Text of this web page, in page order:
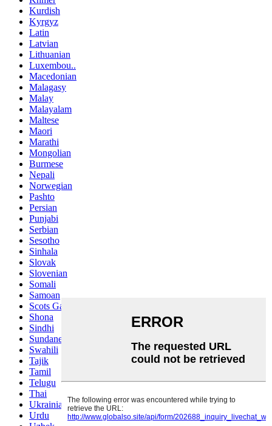
Kurdish
Kyrgyz
Latin
Latvian
Lithuanian
Luxembou..
Macedonian
Malagasy
Malay
Malayalam
Maltese
Maori
Marathi
Mongolian
Burmese
Nepali
Norwegian
Pashto
Persian
Punjabi
Serbian
Sesotho
Sinhala
Slovak
Slovenian
Somali
Samoan
Scots Gaelic
Shona
Sindhi
Sundanese
Swahili
Tajik
Tamil
Telugu
Thai
Ukrainian
Urdu